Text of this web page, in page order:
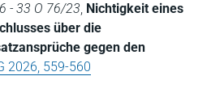
- 33 O 76/23, Nichtigkeit eines
über die
gegen den
2026, 559-560